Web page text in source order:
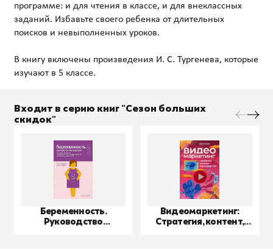
программе: и для чтения в классе, и для внеклассных
заданий. Избавьте своего ребенка от длительных
поисков и невыполненных уроков.
В книгу включены произведения И. С. Тургенева, которые
Входит в серию книг "Сезон больших
скидок"
Беременность.
Руководство
Видеомаркетинг:
Стратегия, контент,